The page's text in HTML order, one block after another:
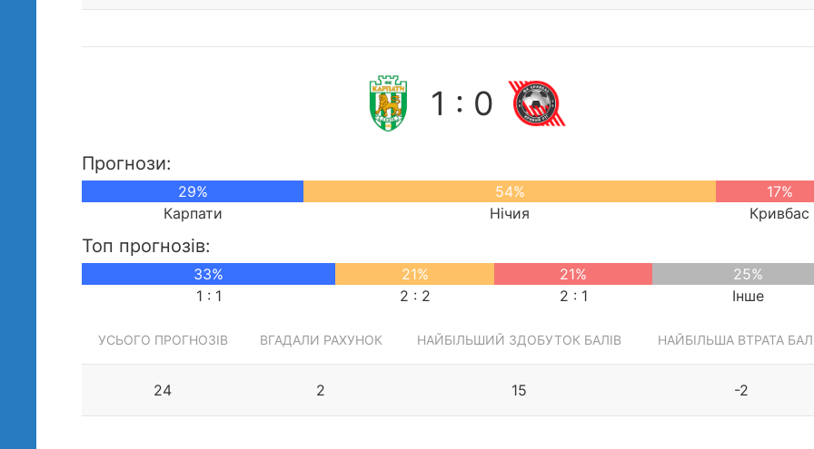
1 : 0
Прогнози:
29% 54%
17%
Карпати
Нічия Кривбас
Топ прогнозів:
33% 21% 21%
25%
1 : 1
2 : 2 2 : 1 Інше
УСЬОГО ПРОГНОЗІВ ВГАДАЛИ РАХУНОК НАЙБІЛЬШИЙ ЗДОБУТОК БАЛІВ НАЙБІЛЬША ВТРАТА
24 2 15 -2